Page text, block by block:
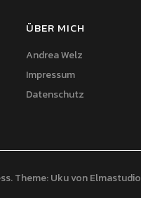
ÜBER MICH
Andrea Welz
Impressum
Datenschutz
Theme: Uku vonElmastudio